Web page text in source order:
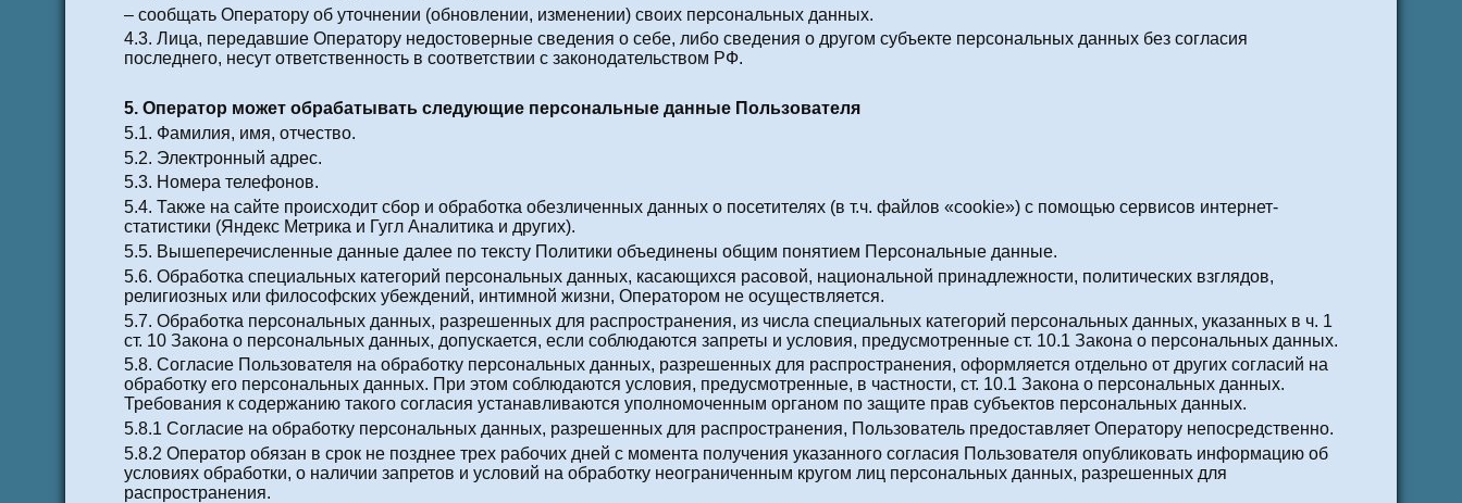
– сообщать Оператору об уточнении (обновлении, изменении) своих персональных данных.
4.3. Лица, передавшие Оператору недостоверные сведения о себе, либо сведения о другом субъекте персональных данных без согласия
последнего, несут ответственность в соответствии с законодательством РФ.
5. Оператор может обрабатывать следующие персональные данные Пользователя
5.1. Фамилия, имя, отчество.
5.2. Электронный адрес.
5.3. Номера телефонов.
5.4. Также на сайте происходит сбор и обработка обезличенных данных о посетителях (в т.ч. файлов «cookie») с помощью сервисов интернет-
статистики (Яндекс Метрика и Гугл Аналитика и других).
5.5. Вышеперечисленные данные далее по тексту Политики объединены общим понятием Персональные данные.
5.6. Обработка специальных категорий персональных данных, касающихся расовой, национальной принадлежности, политических взглядов,
религиозных или философских убеждений, интимной жизни, Оператором не осуществляется.
5.7. Обработка персональных данных, разрешенных для распространения, из числа специальных категорий персональных данных, указанных в ч. 1
ст. 10 Закона о персональных данных, допускается, если соблюдаются запреты и условия, предусмотренные ст. 10.1 Закона о персональных данных.
5.8. Согласие Пользователя на обработку персональных данных, разрешенных для распространения, оформляется отдельно от других согласий на
обработку его персональных данных. При этом соблюдаются условия, предусмотренные, в частности, ст. 10.1 Закона о персональных данных.
Требования к содержанию такого согласия устанавливаются уполномоченным органом по защите прав субъектов персональных данных.
5.8.1 Согласие на обработку персональных данных, разрешенных для распространения, Пользователь предоставляет Оператору непосредственно.
5.8.2 Оператор обязан в срок не позднее трех рабочих дней с момента получения указанного согласия Пользователя опубликовать информацию об
условиях обработки, о наличии запретов и условий на обработку неограниченным кругом лиц персональных данных, разрешенных для
распространения.